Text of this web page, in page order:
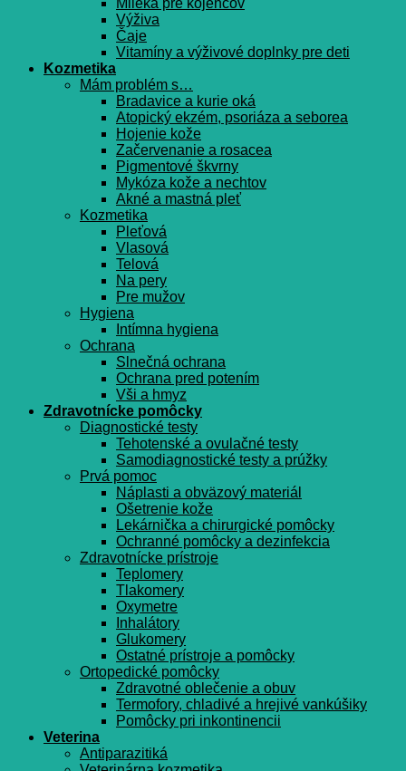
Výživa
Čaje
Vitamíny a výživové doplnky pre deti
Kozmetika
Mám problém s…
Bradavice a kurie oká
Atopický ekzém, psoriáza a seborea
Hojenie kože
Začervenanie a rosacea
Pigmentové škvrny
Mykóza kože a nechtov
Akné a mastná pleť
Kozmetika
Pleťová
Vlasová
Telová
Na pery
Pre mužov
Hygiena
Intímna hygiena
Ochrana
Slnečná ochrana
Ochrana pred potením
Vši a hmyz
Zdravotnícke pomôcky
Diagnostické testy
Tehotenské a ovulačné testy
Samodiagnostické testy a prúžky
Prvá pomoc
Náplasti a obväzový materiál
Ošetrenie kože
Lekárnička a chirurgické pomôcky
Ochranné pomôcky a dezinfekcia
Zdravotnícke prístroje
Teplomery
Tlakomery
Oxymetre
Inhalátory
Glukomery
Ostatné prístroje a pomôcky
Ortopedické pomôcky
Zdravotné oblečenie a obuv
Termofory, chladivé a hrejivé vankúšiky
Pomôcky pri inkontinencii
Veterina
Antiparazitiká